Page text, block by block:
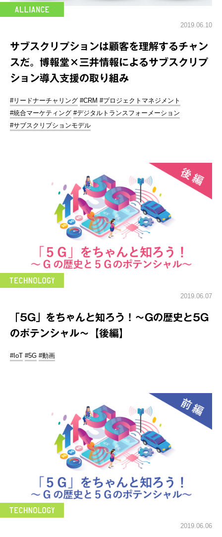
2019.06.10
サブスクリプションは顧客を理解するチャン
スだ。博報堂×三井情報によるサブスクリプ
ション導入支援の取り組み
#リードナーチャリング #CRM #プロジェクトマネジメント
#統合マーケティング #デジタルトランスフォーメーション
#サブスクリプションモデル
2019.06.07
「5G」をちゃんと知ろう！～Gの歴史と5G
のポテンシャル～【後編】
#IoT #5G #動画
2019.06.06